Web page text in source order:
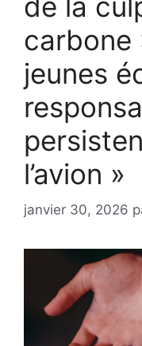
carbone
jeunes
l’avion »
janvier 30, 2026